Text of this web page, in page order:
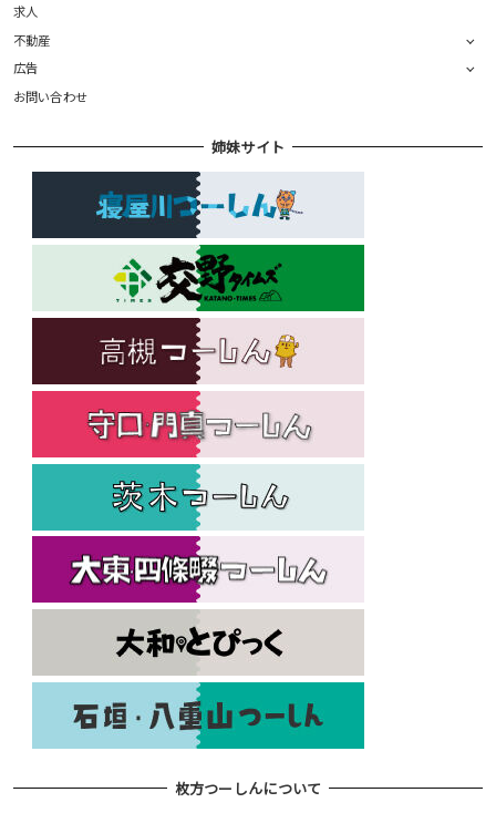
求人
不動産
広告
お問い合わせ
姉妹サイト
枚方つーしんについて